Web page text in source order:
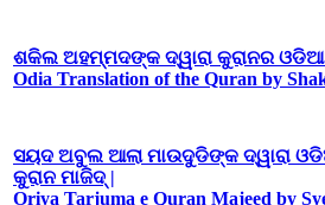
ଶକିଲ ଅହମ୍ମଦଙ୍କ ଦ୍ୱାରା କୁରାନର ଓଡିଆ
Odia Translation of the Quran by
ସୟଦ ଅବୁଲ ଆଲା ମାଉଦୁଡିଙ୍କ ଦ୍ୱାରା
କୁରାନ ମାଜିଦ୍ |
Oriya Tarjuma e Quran Majeed by